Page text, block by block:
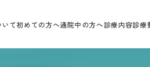
いて初めての方へ通院中の方へ診療内容診療